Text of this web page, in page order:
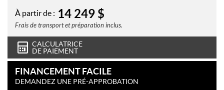
À partir de : 14 249 $
Frais de transport et préparation inclus.
CALCULATRICE
DE PAIEMENT
FINANCEMENT FACILE
DEMANDEZ UNE PRÉ-APPROBATION